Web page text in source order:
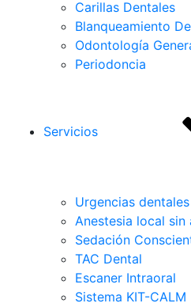
Carillas Dentales
Blanqueamiento
Odontología
Periodoncia
Servicios
Urgencias
Anestesia local sin
Sedación
TAC Dental
Escaner Intraoral
Sistema KIT-CALM